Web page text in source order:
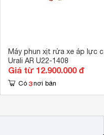
Máy phun xịt rửa xe áp lực
Urali AR U22-1408
Giá từ 12.900.000 đ
Có 3 nơi bán